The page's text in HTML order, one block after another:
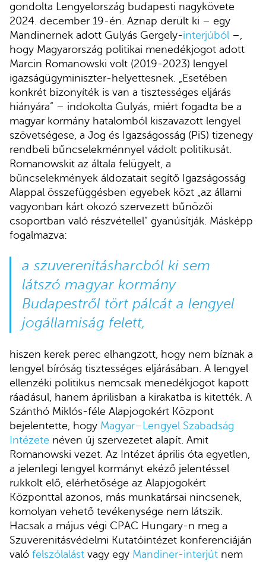
gondolta Lengyelország budapesti nagykövete
2024. december 19-én. Aznap derült ki – egy
Mandinernek adott Gulyás Gergely-interjúból –,
hogy Magyarország politikai menedékjogot adott
Marcin Romanowski volt (2019-2023) lengyel
igazságügyminiszter-helyettesnek. „Esetében
konkrét bizonyíték is van a tisztességes eljárás
hiányára” – indokolta Gulyás, miért fogadta be a
magyar kormány hatalomból kiszavazott lengyel
szövetségese, a Jog és Igazságosság (PiS) tizenegy
rendbeli bűncselekménnyel vádolt politikusát.
Romanowskit az általa felügyelt, a
bűncselekmények áldozatait segítő Igazságosság
Alappal összefüggésben egyebek közt „az állami
vagyonban kárt okozó szervezett bűnözői
csoportban való részvétellel” gyanúsítják. Másképp
fogalmazva:
a szuverenitásharcból ki sem
látszó magyar kormány
Budapestről tört pálcát a lengyel
jogállamiság felett,
hiszen kerek perec elhangzott, hogy nem bíznak a
lengyel bíróság tisztességes eljárásában. A lengyel
ellenzéki politikus nemcsak menedékjogot kapott
ráadásul, hanem áprilisban a kirakatba is kitették. A
Szánthó Miklós-féle Alapjogokért Központ
bejelentette, hogy Magyar–Lengyel Szabadság
Intézete néven új szervezetet alapít. Amit
Romanowski vezet. Az Intézet április óta egyetlen,
a jelenlegi lengyel kormányt ekéző jelentéssel
rukkolt elő, elérhetősége az Alapjogokért
Központtal azonos, más munkatársai nincsenek,
komolyan vehető tevékenysége nem látszik.
Hacsak a május végi CPAC Hungary-n meg a
Szuverenitásvédelmi Kutatóintézet konferenciáján
való felszólalást vagy egy Mandiner-interjút nem